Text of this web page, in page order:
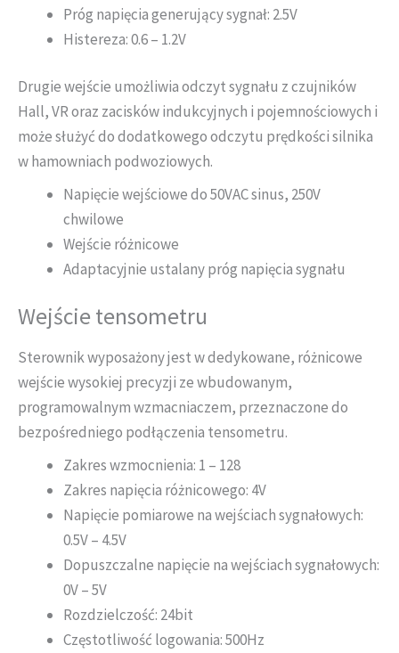
Próg napięcia generujący sygnał: 2.5V
Histereza: 0.6 – 1.2V
Drugie wejście umożliwia odczyt sygnału z czujników
Hall, VR oraz zacisków indukcyjnych i pojemnościowych i
może służyć do dodatkowego odczytu prędkości silnika
w hamowniach podwoziowych.
Napięcie wejściowe do 50VAC sinus, 250V
chwilowe
Wejście różnicowe
Adaptacyjnie ustalany próg napięcia sygnału
Wejście tensometru
Sterownik wyposażony jest w dedykowane, różnicowe
wejście wysokiej precyzji ze wbudowanym,
programowalnym wzmacniaczem, przeznaczone do
bezpośredniego podłączenia tensometru.
Zakres wzmocnienia: 1 – 128
Zakres napięcia różnicowego: 4V
Napięcie pomiarowe na wejściach sygnałowych:
0.5V – 4.5V
Dopuszczalne napięcie na wejściach sygnałowych:
0V – 5V
Rozdzielczość: 24bit
Częstotliwość logowania: 500Hz